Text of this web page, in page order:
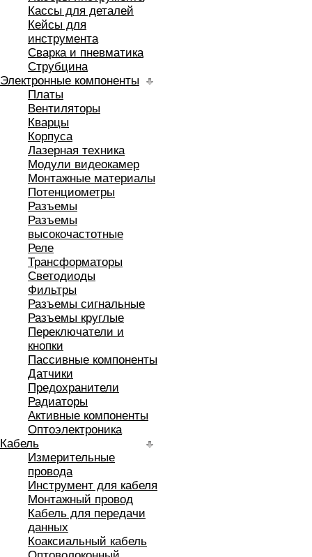
Кассы для деталей
Кейсы для
инструмента
Сварка и пневматика
Струбцина
Электронные компоненты
Платы
Вентиляторы
Кварцы
Корпуса
Лазерная техника
Модули видеокамер
Монтажные материалы
Потенциометры
Разъемы
Разъемы
высокочастотные
Реле
Трансформаторы
Светодиоды
Фильтры
Разъемы сигнальные
Разъемы круглые
Переключатели и
кнопки
Пассивные компоненты
Датчики
Предохранители
Радиаторы
Активные компоненты
Оптоэлектроника
Кабель
Измерительные
провода
Инструмент для кабеля
Монтажный провод
Кабель для передачи
данных
Коаксиальный кабель